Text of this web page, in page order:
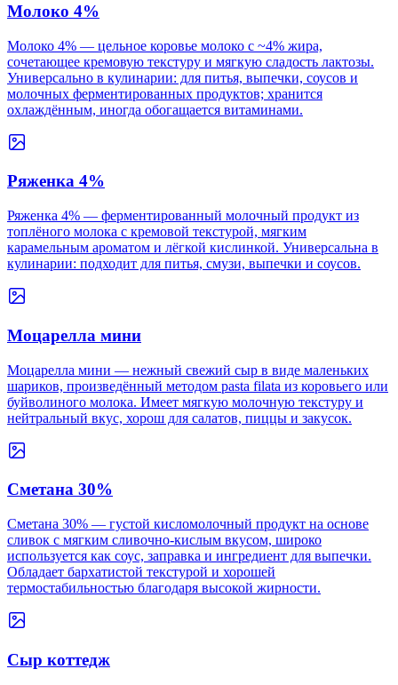
Молоко 4%
Молоко 4% — цельное коровье молоко с ~4% жира,
сочетающее кремовую текстуру и мягкую сладость лактозы.
Универсально в кулинарии: для питья, выпечки, соусов и
молочных ферментированных продуктов; хранится
охлаждённым, иногда обогащается витаминами.
Ряженка 4%
Ряженка 4% — ферментированный молочный продукт из
топлёного молока с кремовой текстурой, мягким
карамельным ароматом и лёгкой кислинкой. Универсальна в
кулинарии: подходит для питья, смузи, выпечки и соусов.
Моцарелла мини
Моцарелла мини — нежный свежий сыр в виде маленьких
шариков, произведённый методом pasta filata из коровьего или
буйволиного молока. Имеет мягкую молочную текстуру и
нейтральный вкус, хорош для салатов, пиццы и закусок.
Сметана 30%
Сметана 30% — густой кисломолочный продукт на основе
сливок с мягким сливочно-кислым вкусом, широко
используется как соус, заправка и ингредиент для выпечки.
Обладает бархатистой текстурой и хорошей
термостабильностью благодаря высокой жирности.
Сыр коттедж